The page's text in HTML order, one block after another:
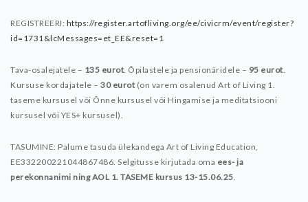
REGISTREERI: https://register.artofliving.org/ee/civicrm/event/register?
id=1731&lcMessages=et_EE&reset=1
Tava-osalejatele – 135 eurot. Õpilastele ja pensionäridele – 95 eurot.
Kursuse kordajatele – 30 eurot(on varem osalenud Art of Living 1.
taseme kursusel või Õnne kursusel või Hingamise ja meditatsiooni
kursusel või YES+ kursusel).
TASUMINE: Palume tasuda ülekandega Art of Living Education,
EE332200221044867486. Selgitusse kirjutada oma ees- ja
perekonnanimi ning AOL 1. TASEME kursus 13-15.06.25